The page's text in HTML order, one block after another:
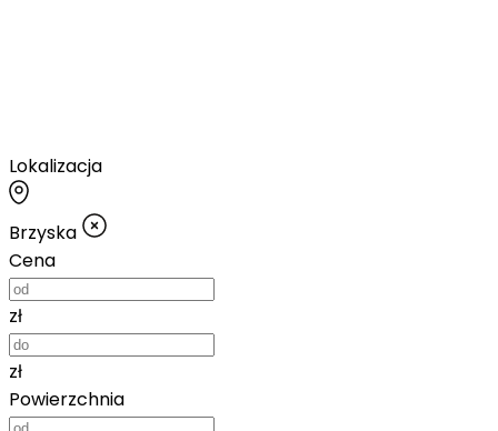
Lokalizacja
Brzyska
Cena
zł
zł
Powierzchnia